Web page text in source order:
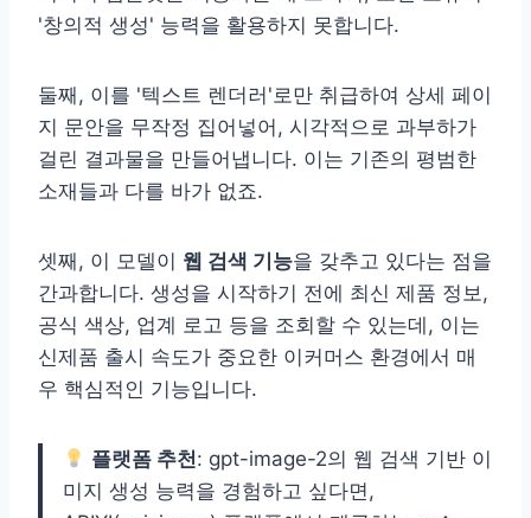
'창의적 생성' 능력을 활용하지 못합니다.
둘째, 이를 '텍스트 렌더러'로만 취급하여 상세 페이
지 문안을 무작정 집어넣어, 시각적으로 과부하가
걸린 결과물을 만들어냅니다. 이는 기존의 평범한
소재들과 다를 바가 없죠.
셋째, 이 모델이 웹 검색 기능을 갖추고 있다는 점을
간과합니다. 생성을 시작하기 전에 최신 제품 정보,
공식 색상, 업계 로고 등을 조회할 수 있는데, 이는
신제품 출시 속도가 중요한 이커머스 환경에서 매
우 핵심적인 기능입니다.
플랫폼 추천: gpt-image-2의 웹 검색 기반 이
미지 생성 능력을 경험하고 싶다면,